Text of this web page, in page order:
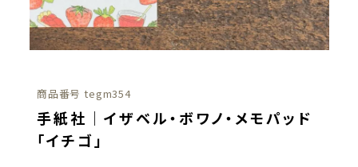
商品番号 tegm354
手紙社｜イザベル・ボワノ・メモパッド
「イチゴ」